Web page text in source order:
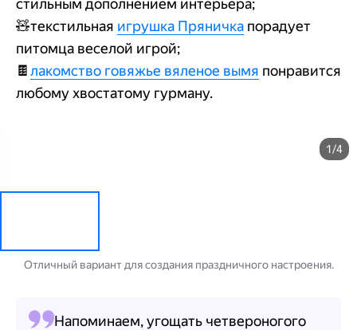
стильным дополнением интерьера;
🧸текстильная игрушка Пряничка порадует
питомца веселой игрой;
🍫лакомство говяжье вяленое вымя понравится
любому хвостатому гурману.
1/4
Отличный вариант для создания праздничного настроения.
Напоминаем, угощать четвероногого